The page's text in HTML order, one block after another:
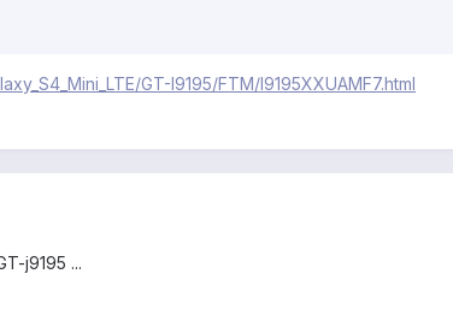
GT-I9195/FTM/I9195XXUAMF7.html
j9195 ...